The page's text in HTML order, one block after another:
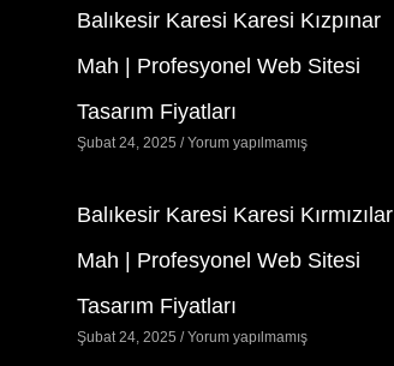
Balıkesir Karesi Karesi Kızpınar
Mah | Profesyonel Web Sitesi
Tasarım Fiyatları
Şubat 24, 2025 Yorum yapılmamış
Balıkesir Karesi Karesi Kırmızılar
Mah | Profesyonel Web Sitesi
Tasarım Fiyatları
Şubat 24, 2025 Yorum yapılmamış